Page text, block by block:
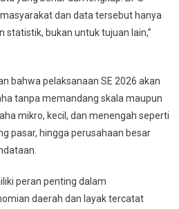
dan data tersebut hanya
statistik, bukan untuk tujuan lain,”
bahwa pelaksanaan SE 2026 akan
tanpa memandang skala maupun
mikro, kecil, dan menengah seperti
pasar, hingga perusahaan besar
peran penting dalam
daerah dan layak tercatat